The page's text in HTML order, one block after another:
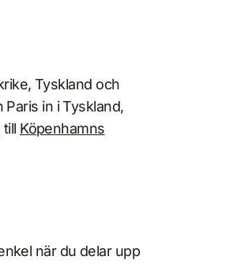
Tyskland och
in i Tyskland,
Köpenhamns
när du delar upp